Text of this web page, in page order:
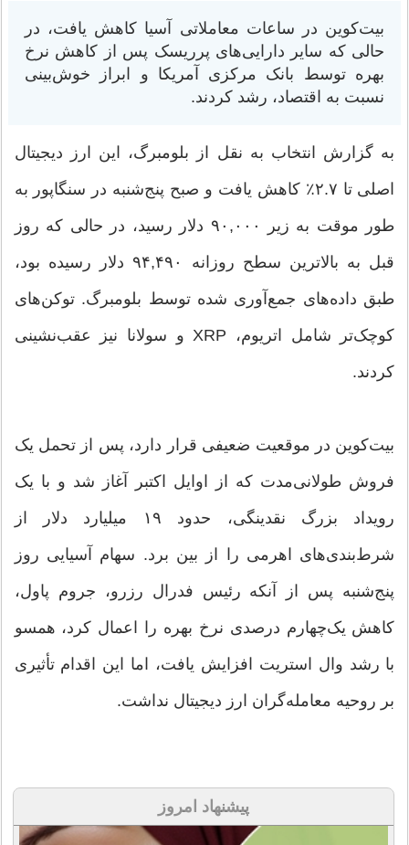
بیت‌کوین در ساعات معاملاتی آسیا کاهش یافت، در
حالی که سایر دارایی‌های پرریسک پس از کاهش نرخ
بهره توسط بانک مرکزی آمریکا و ابراز خوش‌بینی
نسبت به اقتصاد، رشد کردند.
به گزارش انتخاب به نقل از بلومبرگ، این ارز دیجیتال
اصلی تا ۲.۷٪ کاهش یافت و صبح پنج‌شنبه در سنگاپور به
طور موقت به زیر ۹۰,۰۰۰ دلار رسید، در حالی که روز
قبل به بالاترین سطح روزانه ۹۴,۴۹۰ دلار رسیده بود،
طبق داده‌های جمع‌آوری شده توسط بلومبرگ. توکن‌های
کوچک‌تر شامل اتریوم، XRP و سولانا نیز عقب‌نشینی
کردند.
بیت‌کوین در موقعیت ضعیفی قرار دارد، پس از تحمل یک
فروش طولانی‌مدت که از اوایل اکتبر آغاز شد و با یک
رویداد بزرگ نقدینگی، حدود ۱۹ میلیارد دلار از
شرط‌بندی‌های اهرمی را از بین برد. سهام آسیایی روز
پنج‌شنبه پس از آنکه رئیس فدرال رزرو، جروم پاول،
کاهش یک‌چهارم درصدی نرخ بهره را اعمال کرد، همسو
با رشد وال استریت افزایش یافت، اما این اقدام تأثیری
بر روحیه معامله‌گران ارز دیجیتال نداشت.
پیشنهاد امروز